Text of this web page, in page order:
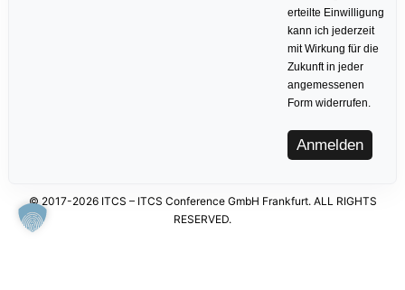
erteilte Einwilligung
kann ich jederzeit
mit Wirkung für die
Zukunft in jeder
angemessenen
Form widerrufen.
Anmelden
© 2017-2026 ITCS – ITCS Conference GmbH Frankfurt. ALL RIGHTS
RESERVED.